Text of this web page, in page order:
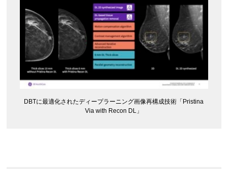
DBTに最適化されたディープラーニング画像再構成技術「Pristina
Via with Recon DL」